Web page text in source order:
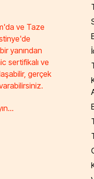
ve Taze
yanından
sertifikalı ve
gerçek